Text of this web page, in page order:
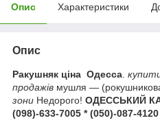
Опис Характеристики
Опис
Ракушняк ціна Одесса
продажів мушля —
зони Недорого! ОДЕССЬКИЙ
(098)-633-7005 * (050)-087-4120